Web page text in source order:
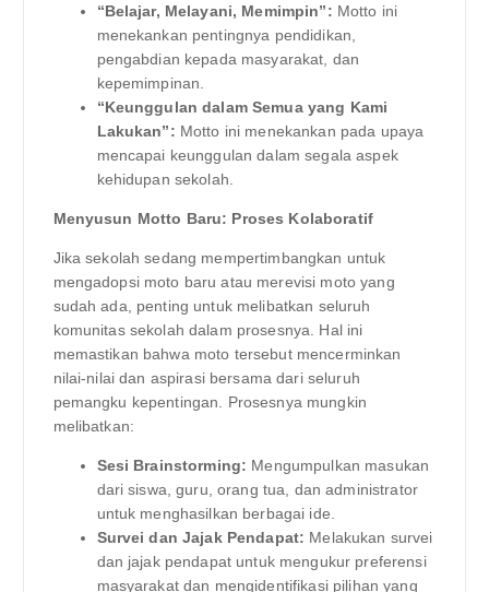
“Belajar, Melayani, Memimpin”: Motto ini
menekankan pentingnya pendidikan,
pengabdian kepada masyarakat, dan
kepemimpinan.
“Keunggulan dalam Semua yang Kami
Lakukan”: Motto ini menekankan pada upaya
mencapai keunggulan dalam segala aspek
kehidupan sekolah.
Menyusun Motto Baru: Proses Kolaboratif
Jika sekolah sedang mempertimbangkan untuk
mengadopsi moto baru atau merevisi moto yang
sudah ada, penting untuk melibatkan seluruh
komunitas sekolah dalam prosesnya. Hal ini
memastikan bahwa moto tersebut mencerminkan
nilai-nilai dan aspirasi bersama dari seluruh
pemangku kepentingan. Prosesnya mungkin
melibatkan:
Sesi Brainstorming: Mengumpulkan masukan
dari siswa, guru, orang tua, dan administrator
untuk menghasilkan berbagai ide.
Survei dan Jajak Pendapat: Melakukan survei
dan jajak pendapat untuk mengukur preferensi
masyarakat dan mengidentifikasi pilihan yang